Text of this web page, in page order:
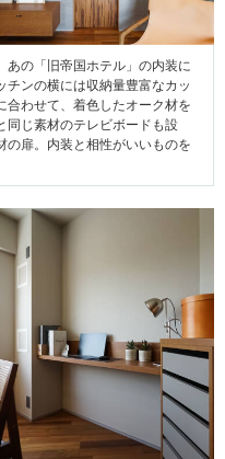
あの「旧帝国ホテル」の内装に
チンの横には収納量豊富なカッ
合わせて、着色したオーク材を
同じ素材のテレビボードも設
の扉。内装と相性がいいものを